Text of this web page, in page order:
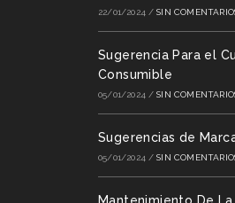
22/01/2024 / SIN
Sugerencia Para el
Consumible
05/01/2024 / SIN
Sugerencias de
05/01/2024 / SIN